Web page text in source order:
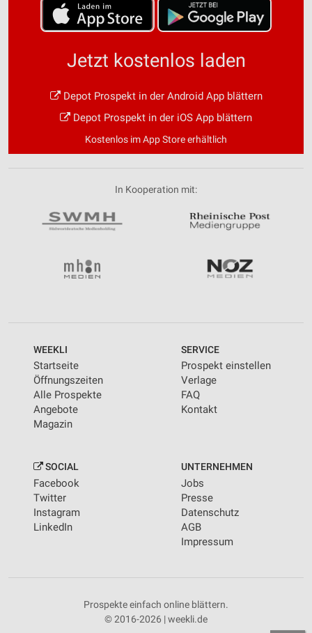
Jetzt kostenlos laden
Depot Prospekt in der Android App blättern
Depot Prospekt in der iOS App blättern
Kostenlos im App Store erhältlich
In Kooperation mit:
WEEKLI
Startseite
Öffnungszeiten
Alle Prospekte
Angebote
Magazin
SERVICE
Prospekt einstellen
Verlage
FAQ
Kontakt
SOCIAL
Facebook
Twitter
Instagram
LinkedIn
UNTERNEHMEN
Jobs
Presse
Datenschutz
AGB
Impressum
Prospekte einfach online blättern.
© 2016-2026 | weekli.de